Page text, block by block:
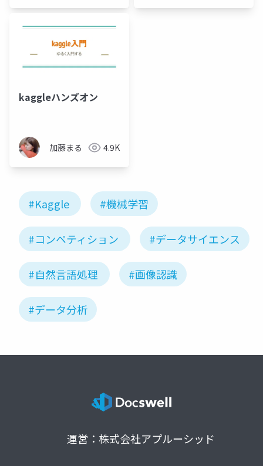
kaggleハンズオン
加藤まる 4.9K
#Kaggle #機械学習
#コンペティション #データサイエンス
#自然言語処理 #画像認識
#データ分析
運営：株式会社アプルーシッド